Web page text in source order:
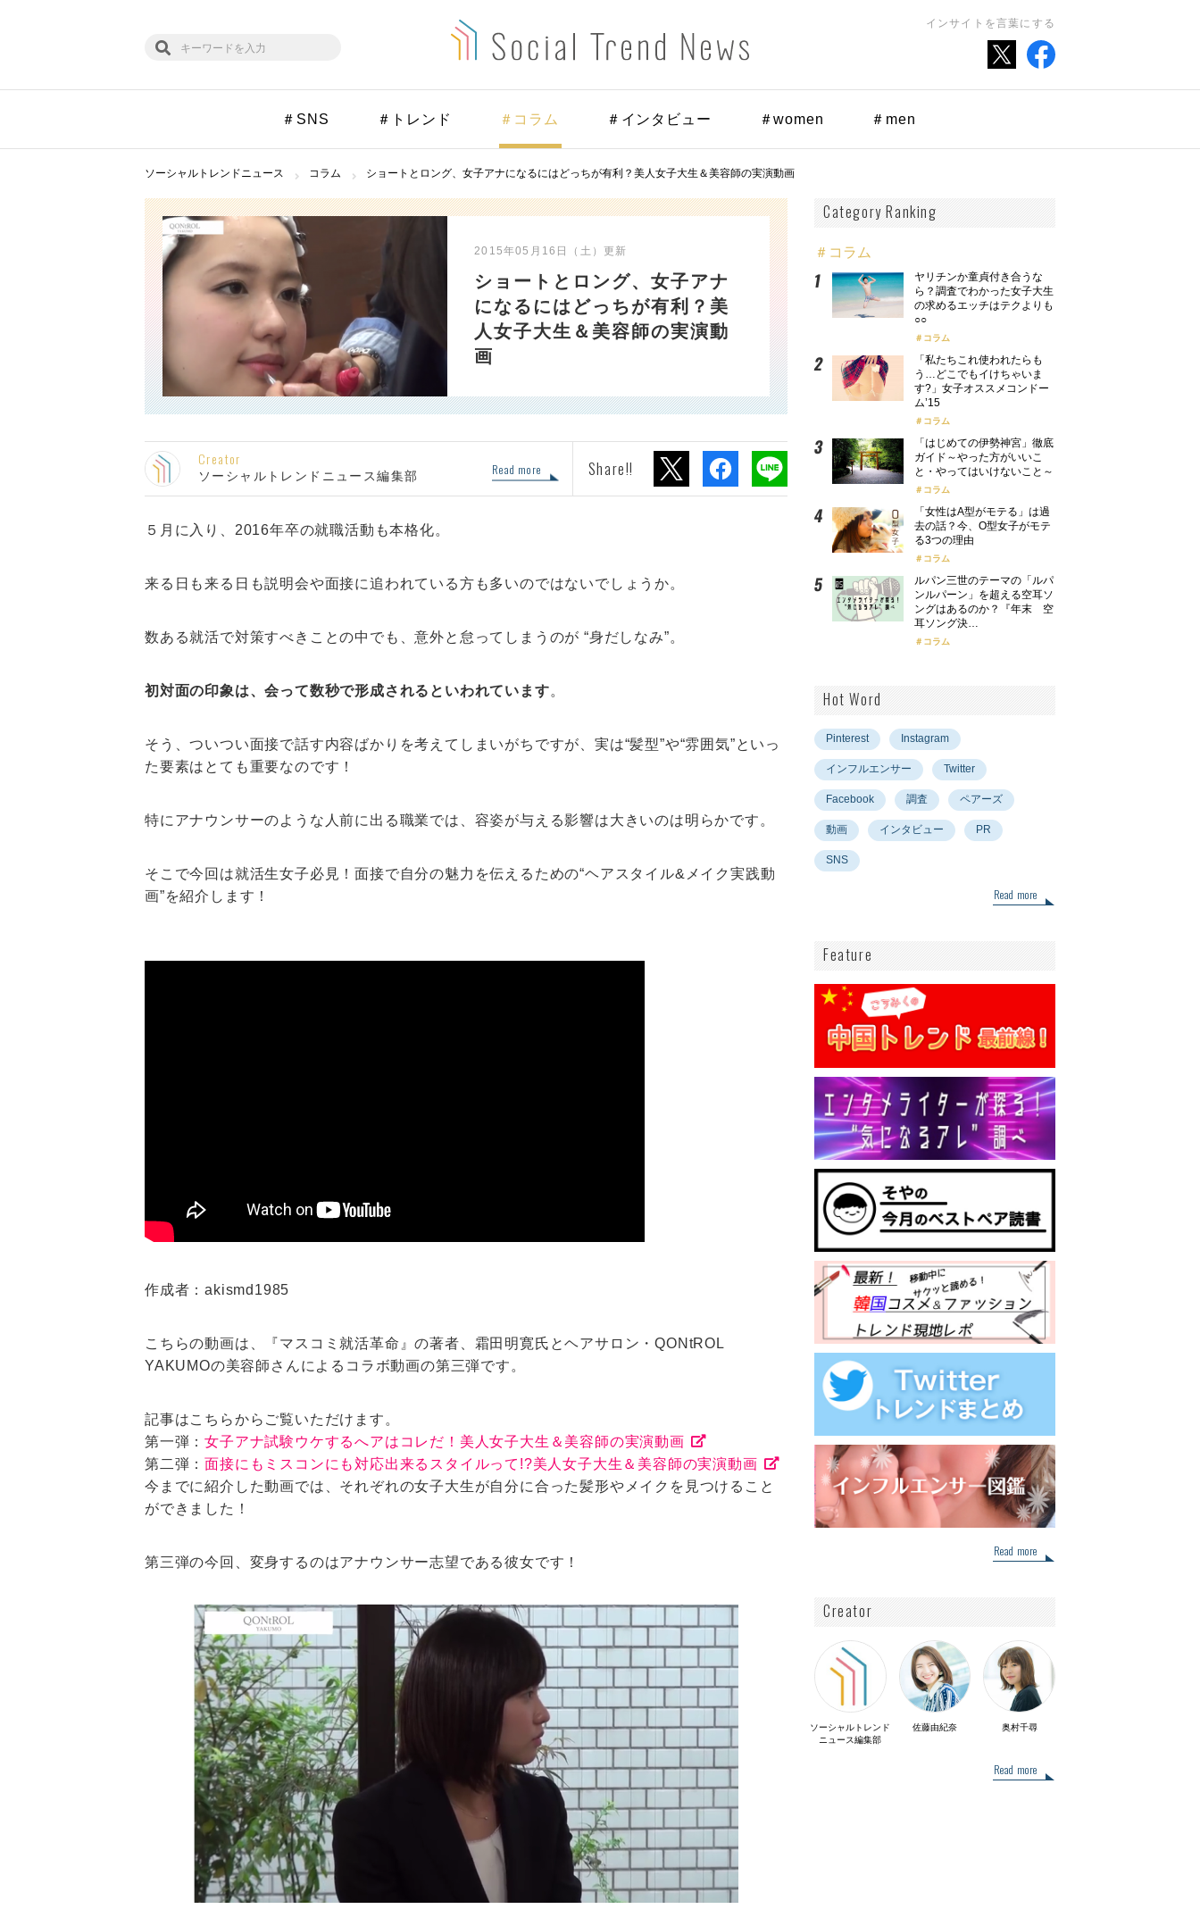
インサイトを言葉にする
＃SNS ＃トレンド ＃コラム ＃インタビュー ＃women ＃men
ソーシャルトレンドニュース コラム ショートとロング、女子アナになるにはどっちが有利？美人女子大生＆美容師の実演動画
2015年05月16日（土）更新
ショートとロング、女子アナ
になるにはどっちが有利？美
人女子大生＆美容師の実演動
画
Creator
ソーシャルトレンドニュース編集部 Read more Share!!
５月に入り、2016年卒の就職活動も本格化。
来る日も来る日も説明会や面接に追われている方も多いのではないでしょうか。
数ある就活で対策すべきことの中でも、意外と怠ってしまうのが “身だしなみ”。
初対面の印象は、会って数秒で形成されるといわれています。
そう、ついつい面接で話す内容ばかりを考えてしまいがちですが、実は“髪型”や“雰囲気”といっ
た要素はとても重要なのです！
特にアナウンサーのような人前に出る職業では、容姿が与える影響は大きいのは明らかです。
そこで今回は就活生女子必見！面接で自分の魅力を伝えるための“ヘアスタイル&メイク実践動
画”を紹介します！
作成者：akismd1985
こちらの動画は、『マスコミ就活革命』の著者、霜田明寛氏とヘアサロン・QONtROL
YAKUMOの美容師さんによるコラボ動画の第三弾です。
記事はこちらからご覧いただけます。
第一弾：女子アナ試験ウケするへアはコレだ！美人女子大生＆美容師の実演動画
第二弾：面接にもミスコンにも対応出来るスタイルって!?美人女子大生＆美容師の実演動画
今までに紹介した動画では、それぞれの女子大生が自分に合った髪形やメイクを見つけること
ができました！
第三弾の今回、変身するのはアナウンサー志望である彼女です！
Category Ranking
＃コラム
ヤリチンか童貞付き合うな
ら？調査でわかった女子大生
の求めるエッチはテクよりも
○○
コラム
「私たちこれ使われたらも
う…どこでもイけちゃいま
す?」女子オススメコンドー
ム’15
コラム
「はじめての伊勢神宮」徹底
ガイド～やった方がいいこ
と・やってはいけないこと～
コラム
「女性はA型がモテる」は過
去の話？今、O型女子がモテ
る3つの理由
コラム
ルパン三世のテーマの「ルパ
ンルパーン」を超える空耳ソ
ングはあるのか？『年末 空
耳ソング決…
コラム
Hot Word
Pinterest Instagram
インフルエンサー Twitter
Facebook 調査 ペアーズ
動画 インタビュー PR
SNS
Read more
Feature
Read more
Creator
ソーシャルトレンド
ニュース編集部
佐藤由紀奈 奥村千尋
Read more